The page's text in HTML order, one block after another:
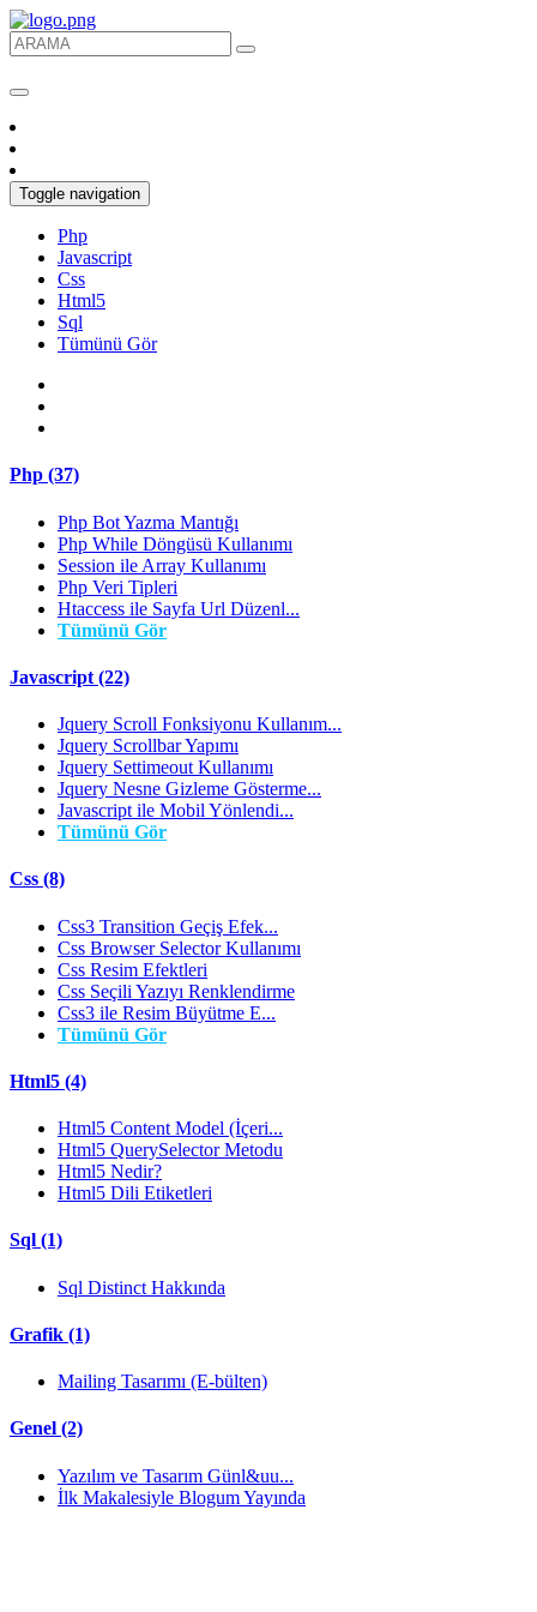
Toggle navigation
Php
Javascript
Css
Html5
Sql
Tümünü Gör
Php (37)
Php Bot Yazma Mantığı
Php While Döngüsü Kullanımı
Session ile Array Kullanımı
Php Veri Tipleri
Htaccess ile Sayfa Url Düzenl...
Tümünü Gör
Javascript (22)
Jquery Scroll Fonksiyonu Kullanım...
Jquery Scrollbar Yapımı
Jquery Settimeout Kullanımı
Jquery Nesne Gizleme Gösterme...
Javascript ile Mobil Yönlendi...
Tümünü Gör
Css (8)
Css3 Transition Geçiş Efek...
Css Browser Selector Kullanımı
Css Resim Efektleri
Css Seçili Yazıyı Renklendirme
Css3 ile Resim Büyütme E...
Tümünü Gör
Html5 (4)
Html5 Content Model (İçeri...
Html5 QuerySelector Metodu
Html5 Nedir?
Html5 Dili Etiketleri
Sql (1)
Sql Distinct Hakkında
Grafik (1)
Mailing Tasarımı (E-bülten)
Genel (2)
Yazılım ve Tasarım Günl&uu...
İlk Makalesiyle Blogum Yayında